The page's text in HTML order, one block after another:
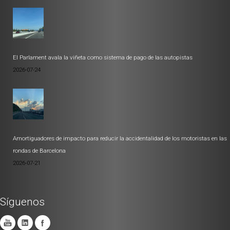
El Parlament avala la viñeta como sistema de pago de las autopistas
2026-07-24
Amortiguadores de impacto para reducir la accidentalidad de los motoristas en las
rondas de Barcelona
2026-07-21
Síguenos